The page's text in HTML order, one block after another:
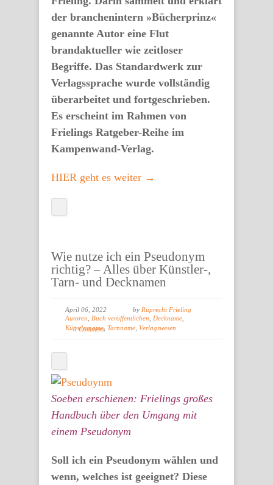
der branchenintern »Bücherprinz«
genannte Autor eine Flut
brandaktueller wie zeitloser
Begriffe. Das Standardwerk zur
Verlagssprache wurde vollständig
überarbeitet und fortgeschrieben.
Es erscheint im Rahmen von
Frielings Ratgeber-Reihe im
Kampenwand-Verlag.
HIER geht es weiter →
Wie nutze ich ein Pseudonym
richtig? – Alles über Künstler-,
Tarn- und Decknamen
April 06, 2022 by Ruprecht Frieling
Autoren
Buch veröffentlichen Deckname
Künstlername, Tarnname Verlagswesen
0 Comment
Soeben erschienen: Frielings großes
Handbuch über den Umgang mit
einem Pseudonym
Soll ich ein Pseudonym wählen und
wenn, welches ist geeignet? Diese